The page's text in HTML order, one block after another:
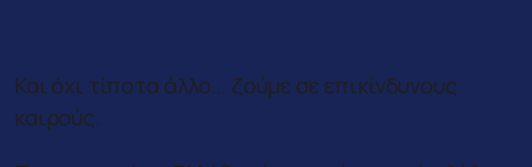
Και όχι τίποτα άλλο… ζούμε σε επικίνδυνους
καιρούς.